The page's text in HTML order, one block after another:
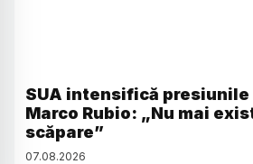
SUA intensifică presiunile
Marco Rubio: „Nu mai
scăpare”
07.08.2026